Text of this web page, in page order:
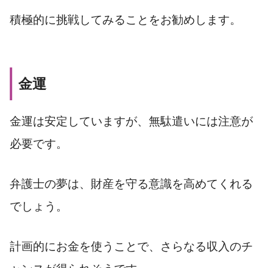
積極的に挑戦してみることをお勧めします。
金運
金運は安定していますが、無駄遣いには注意が
必要です。
弁護士の夢は、財産を守る意識を高めてくれる
でしょう。
計画的にお金を使うことで、さらなる収入のチ